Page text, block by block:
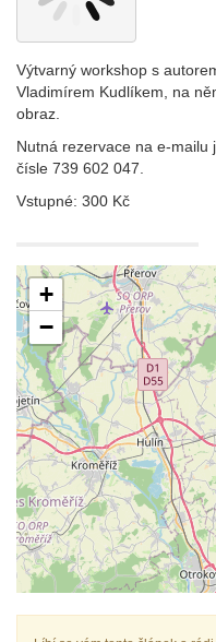
Výtvarný workshop s
Vladimírem Kudlíkem, na
obraz.
Nutná rezervace na e-mailu
čísle 739 602 047.
Vstupné: 300 Kč
+
−